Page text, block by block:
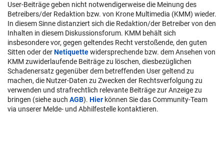
User-Beiträge geben nicht notwendigerweise die Meinung des
Betreibers/der Redaktion bzw. von Krone Multimedia (KMM) wieder.
In diesem Sinne distanziert sich die Redaktion/der Betreiber von den
Inhalten in diesem Diskussionsforum. KMM behält sich
insbesondere vor, gegen geltendes Recht verstoßende, den guten
Sitten oder derNetiquettewidersprechende bzw. dem Ansehen von
KMM zuwiderlaufende Beiträge zu löschen, diesbezüglichen
Schadenersatz gegenüber dem betreffenden User geltend zu
machen, die Nutzer-Daten zu Zwecken der Rechtsverfolgung zu
verwenden und strafrechtlich relevante Beiträge zur Anzeige zu
bringen (siehe auch AGB). Hier können Sie das Community-Team
via unserer Melde- und Abhilfestelle kontaktieren.